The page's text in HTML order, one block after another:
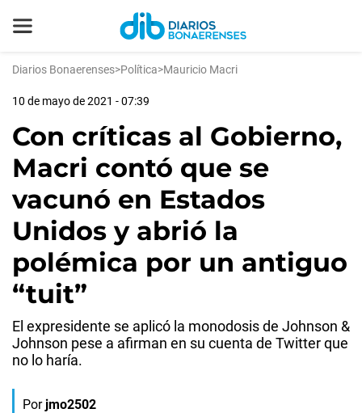
Diarios Bonaerenses>Política>Mauricio Macri
10 de mayo de 2021 - 07:39
Con críticas al Gobierno,
Macri contó que se
vacunó en Estados
Unidos y abrió la
polémica por un antiguo
“tuit”
El expresidente se aplicó la monodosis de Johnson &
Johnson pese a afirman en su cuenta de Twitter que
no lo haría.
Por jmo2502